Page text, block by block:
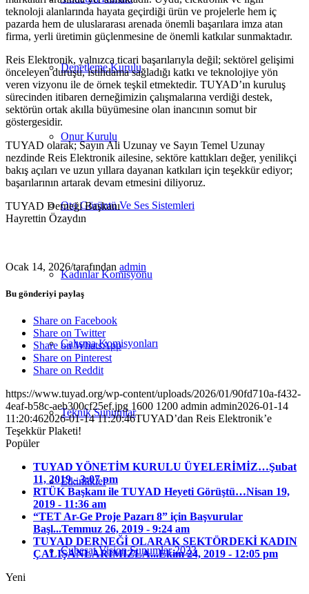
Denetleme Kurulu
Onur Kurulu
Oto Görüntü Ve Ses Sistemleri
Kadınlar Komisyonu
Çalışma Komisyonları
Teknik Sunumlar
Etkinlikler
Cubesat Vision Sunumlar 2023
teknoloji alanlarında hayata geçirdiği ürün ve projelerle hem iç
pazarda hem de uluslararası arenada önemli başarılara imza atan
firma, yerli üretimin güçlenmesine de önemli katkılar sunmaktadır.
Reis Elektronik, yalnızca ticari başarılarıyla değil; sektörel gelişimi
önceleyen duruşu, istihdama sağladığı katkı ve teknolojiye yön
veren vizyonu ile de örnek teşkil etmektedir. TUYAD’ın kuruluş
sürecinden itibaren derneğimizin çalışmalarına verdiği destek,
sektörün ortak akılla büyümesine olan inancının somut bir
göstergesidir.
TUYAD olarak; Sayın Ali Uzunay ve Sayın Temel Uzunay
nezdinde Reis Elektronik ailesine, sektöre kattıkları değer, yenilikçi
bakış açıları ve uzun yıllara dayanan katkıları için teşekkür ediyor;
başarılarının artarak devam etmesini diliyoruz.
TUYAD Derneği Başkanı
Hayrettin Özaydın
Ocak 14, 2026/tarafından admin
Bu gönderiyi paylaş
Share on Facebook
Share on Twitter
Share on WhatsApp
Share on Pinterest
Share on Reddit
https://www.tuyad.org/wp-content/uploads/2026/01/90fd710a-f432-
4eaf-b58c-aeb300cf25ef.jpg 1600 1200 admin admin2026-01-14
11:20:462026-01-14 11:20:46TUYAD’dan Reis Elektronik’e
Teşekkür Plaketi!
Popüler
TUYAD YÖNETİM KURULU ÜYELERİMİZ…Şubat
11, 2019 - 3:07 pm
RTÜK Başkanı ile TUYAD Heyeti Görüştü…Nisan 19,
2019 - 11:36 am
“TET Ar-Ge Proje Pazarı 8” için Başvurular
Başl...Temmuz 26, 2019 - 9:24 am
TUYAD DERNEĞİ OLARAK SEKTÖRDEKİ KADIN
ÇALIŞANLARIMIZLA...Ekim 24, 2019 - 12:05 pm
Yeni